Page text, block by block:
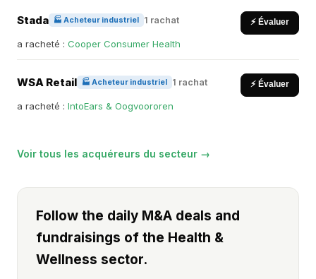
Stada 🏭 Acheteur industriel 1 rachat ⚡ Évaluer
a racheté : Cooper Consumer Health
WSA Retail 🏭 Acheteur industriel 1 rachat ⚡ Évaluer
a racheté : IntoEars & Oogvoororen
Voir tous les acquéreurs du secteur →
Follow the daily M&A deals and
fundraisings of the Health &
Wellness sector.